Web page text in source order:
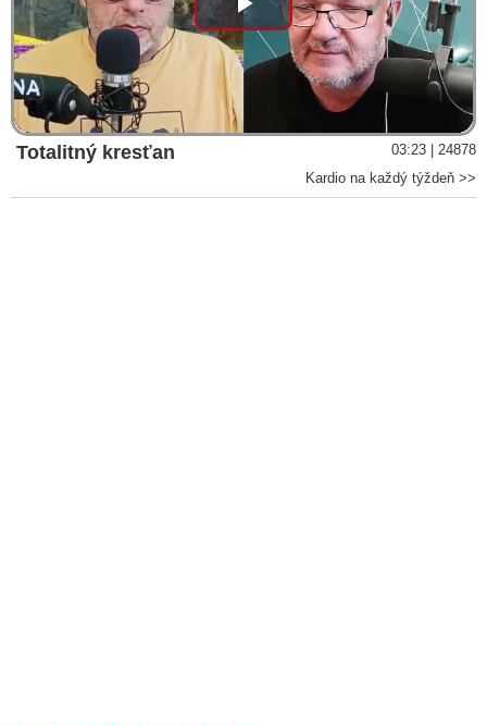
Play
Video
Totalitný kresťan
03:23 | 24878
Kardio na každý týždeň >>